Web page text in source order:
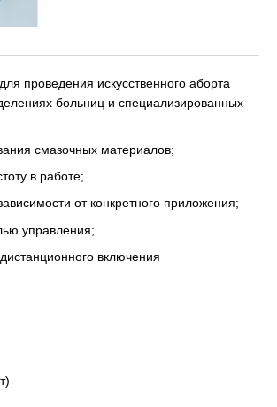
проведения искусственного аборта
больниц и специализированных
смазочных материалов;
в работе;
от конкретного приложения;
управления;
включения